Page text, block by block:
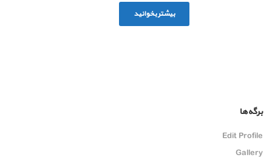
بیشتر بخوانید
برگه‌ها
Edit Profile
Gallery